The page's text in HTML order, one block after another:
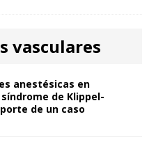
vasculares
anestésicas en
de Klippel-
de un caso